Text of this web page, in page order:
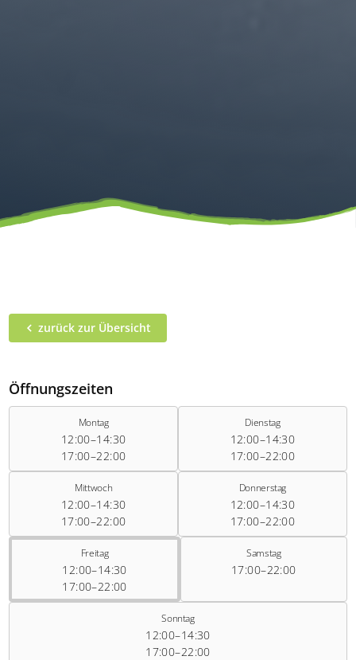
zurück zur Übersicht
Öffnungszeiten
Montag
12:00–14:30
17:00–22:00
Dienstag
12:00–14:30
17:00–22:00
Mittwoch
12:00–14:30
17:00–22:00
Donnerstag
12:00–14:30
17:00–22:00
Freitag
12:00–14:30
17:00–22:00
Samstag
17:00–22:00
Sonntag
12:00–14:30
17:00–22:00